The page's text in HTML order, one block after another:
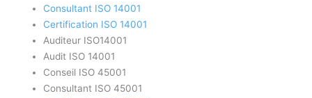
Consultant ISO 14001
Certification ISO 14001
Auditeur ISO14001
Audit ISO 14001
Conseil ISO 45001
Consultant ISO 45001